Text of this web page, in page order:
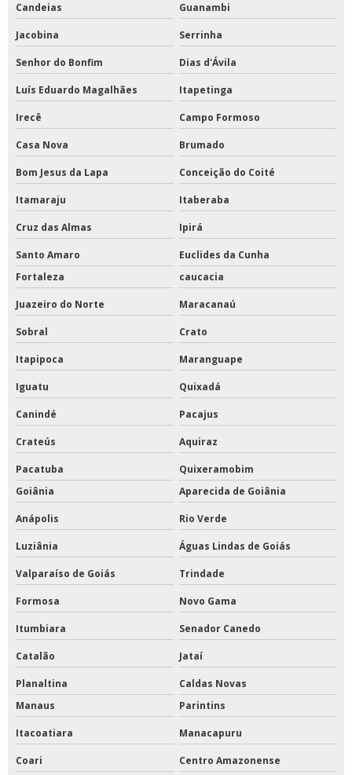
Candeias Guanambi
Jacobina Serrinha
Senhor do Bonfim Dias d'Ávila
Luís Eduardo Magalhães Itapetinga
Irecê Campo Formoso
Casa Nova Brumado
Bom Jesus da Lapa Conceição do Coité
Itamaraju Itaberaba
Cruz das Almas Ipirá
Santo Amaro
Euclides da Cunha
Fortaleza
caucacia
Juazeiro do Norte Maracanaú
Sobral Crato
Itapipoca Maranguape
Iguatu Quixadá
Canindé Pacajus
Crateús Aquiraz
Pacatuba
Quixeramobim
Goiânia
Aparecida de Goiânia
Anápolis Rio Verde
Luziânia Águas Lindas de Goiás
Valparaíso de Goiás Trindade
Formosa Novo Gama
Itumbiara Senador Canedo
Catalão Jataí
Planaltina
Caldas Novas
Manaus
Parintins
Itacoatiara Manacapuru
Coari Centro Amazonense